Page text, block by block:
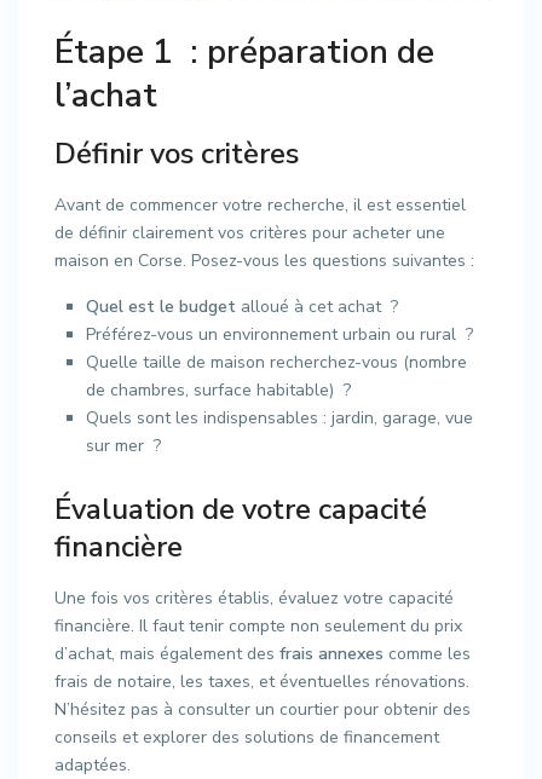
Étape 1 : préparation de
l’achat
Définir vos critères
Avant de commencer votre recherche, il est essentiel
de définir clairement vos critères pour acheter une
maison en Corse. Posez-vous les questions suivantes :
Quel est le budget alloué à cet achat ?
Préférez-vous un environnement urbain ou rural ?
Quelle taille de maison recherchez-vous (nombre
de chambres, surface habitable) ?
Quels sont les indispensables : jardin, garage, vue
sur mer ?
Évaluation de votre capacité
financière
Une fois vos critères établis, évaluez votre capacité
financière. Il faut tenir compte non seulement du prix
d’achat, mais également des frais annexes comme les
frais de notaire, les taxes, et éventuelles rénovations.
N’hésitez pas à consulter un courtier pour obtenir des
conseils et explorer des solutions de financement
adaptées.